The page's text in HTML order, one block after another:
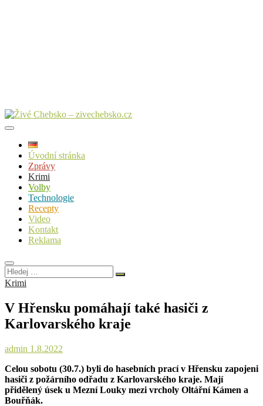
Úvodní stránka
Zprávy
Krimi
Volby
Technologie
Recepty
Video
Kontakt
Reklama
Hledej
…
Krimi
V Hřensku pomáhají také hasiči z
Karlovarského kraje
admin 1.8.2022
Celou sobotu (30.7.) byli do hasebních prací v Hřensku zapojeni
hasiči z požárního odřadu z Karlovarského kraje. Mají
přidělený úsek u Mezní Louky mezi vrcholy Oltářní Kámen a
Bouřňák.